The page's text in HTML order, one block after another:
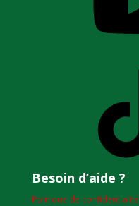
Besoin d’aide ?
Politique de confidentialité